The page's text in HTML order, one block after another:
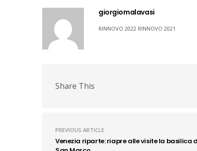
giorgiomalavasi
RINNOVO 2022 RINNOVO 2021
Share This
PREVIOUS ARTICLE
Venezia riparte: riapre alle visite la basilica